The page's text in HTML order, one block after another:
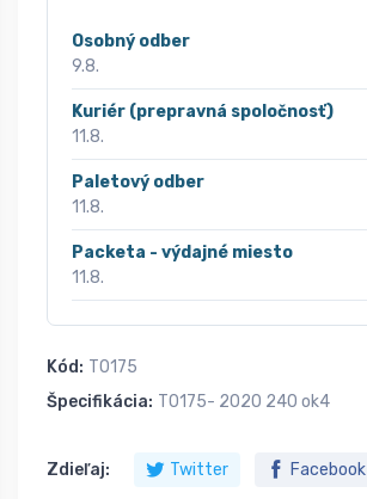
Osobný odber
9.8.
Kuriér (prepravná spoločnosť)
11.8.
Paletový odber
11.8.
Packeta - výdajné miesto
11.8.
Kód: T0175
Špecifikácia: T0175- 2020 240 ok4
Zdieľaj: Twitter Facebook